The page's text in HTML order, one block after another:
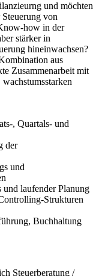
und möchten
von
how in der
stärker in
hineinwachsen?
aus
Zusammenarbeit mit
, Quartals- und
der
und
laufender Planung
Strukturen
Buchhaltung
Steuerberatung /